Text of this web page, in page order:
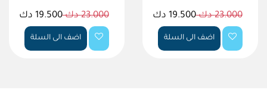
23.000 دك 19.500 دك
اضف الى السلة
23.000 دك 19.500 دك
اضف الى السلة